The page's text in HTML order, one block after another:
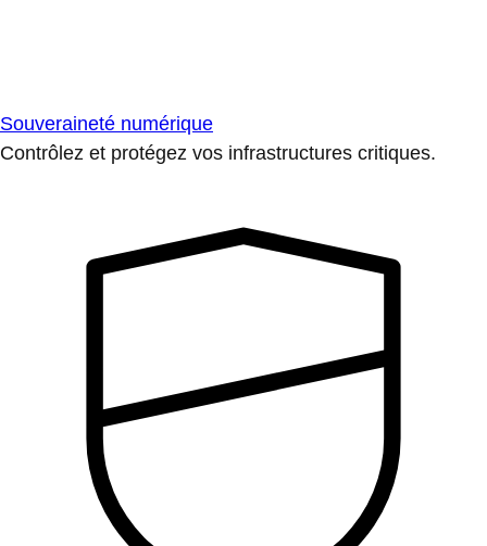
Souveraineté numérique
Contrôlez et protégez vos infrastructures critiques.